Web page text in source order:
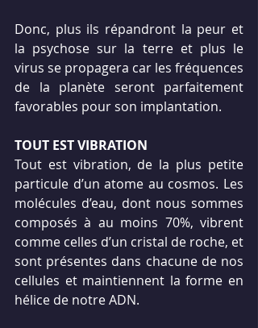
Donc, plus ils répandront la peur et
la psychose sur la terre et plus le
virus se propagera car les fréquences
de la planète seront parfaitement
favorables pour son implantation.
TOUT EST VIBRATION
Tout est vibration, de la plus petite
particule d’un atome au cosmos. Les
molécules d’eau, dont nous sommes
composés à au moins 70%, vibrent
comme celles d’un cristal de roche, et
sont présentes dans chacune de nos
cellules et maintiennent la forme en
hélice de notre ADN.